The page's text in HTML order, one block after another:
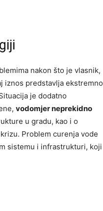
nakon što je vlasnik,
iznos predstavlja ekstremno
je dodatno
vodomjer neprekidno
u gradu, kao i o
Problem curenja vode
sistemu i infrastrukturi, koji